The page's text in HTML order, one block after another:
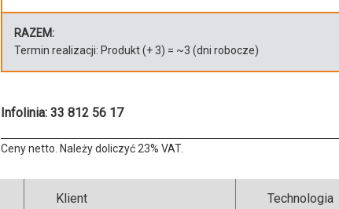
RAZEM:
Termin realizacji: Produkt(+3) = ~3 (dni robocze)
Infolinia: 33 812 56 17
Ceny netto. Należy doliczyć 23% VAT.
Klient Technologia